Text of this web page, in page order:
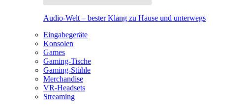
Audio-Welt – bester Klang zu Hause und unterwegs
Eingabegeräte
Konsolen
Games
Gaming-Tische
Gaming-Stühle
Merchandise
VR-Headsets
Streaming